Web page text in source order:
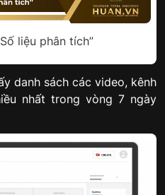
liệu phân tích”
danh sách các video, kênh
nhất trong vòng 7 ngày